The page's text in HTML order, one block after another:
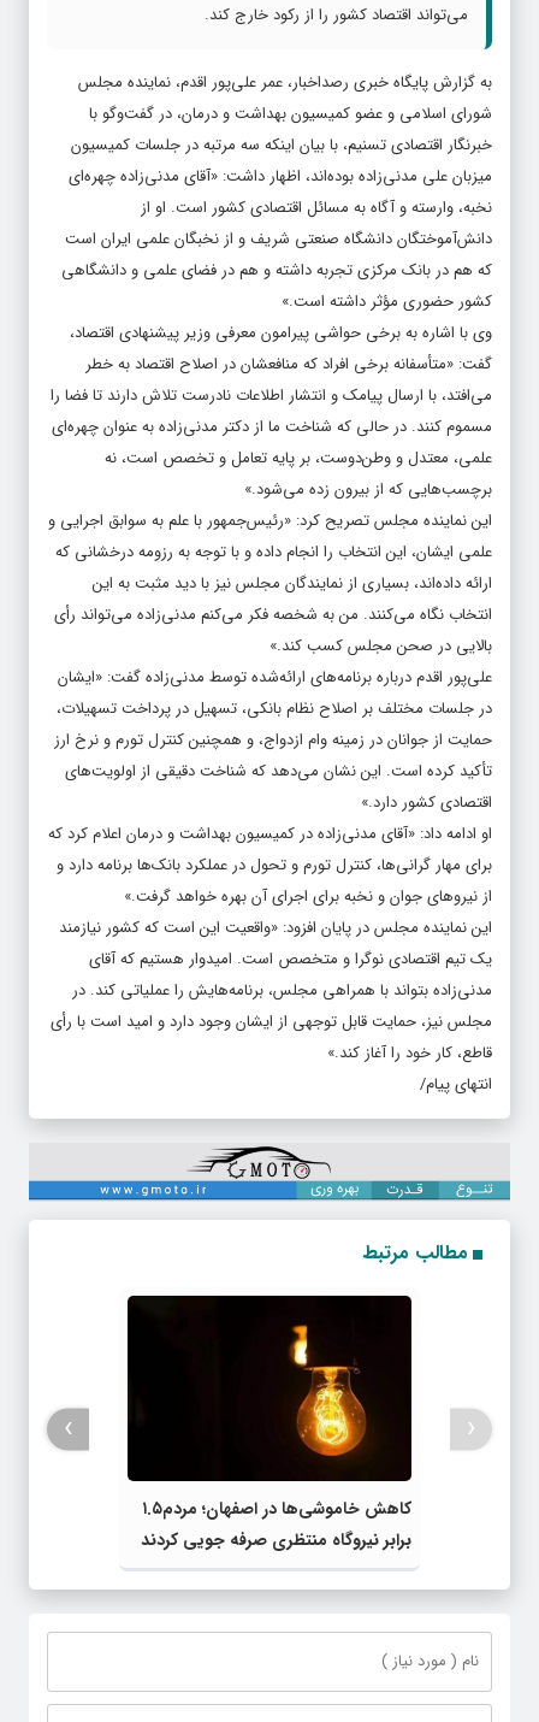
می‌تواند اقتصاد کشور را از رکود خارج کند.
به گزارش پایگاه خبری رصداخبار، عمر علی‌پور اقدم، نماینده مجلس
شورای اسلامی و عضو کمیسیون بهداشت و درمان، در گفت‌وگو با
خبرنگار اقتصادی تسنیم، با بیان اینکه سه مرتبه در جلسات کمیسیون
میزبان علی مدنی‌زاده بوده‌اند، اظهار داشت: «آقای مدنی‌زاده چهره‌ای
نخبه، وارسته و آگاه به مسائل اقتصادی کشور است. او از
دانش‌آموختگان دانشگاه صنعتی شریف و از نخبگان علمی ایران است
که هم در بانک مرکزی تجربه داشته و هم در فضای علمی و دانشگاهی
کشور حضوری مؤثر داشته است.»
وی با اشاره به برخی حواشی پیرامون معرفی وزیر پیشنهادی اقتصاد،
گفت: «متأسفانه برخی افراد که منافعشان در اصلاح اقتصاد به خطر
می‌افتد، با ارسال پیامک و انتشار اطلاعات نادرست تلاش دارند تا فضا را
مسموم کنند. در حالی که شناخت ما از دکتر مدنی‌زاده به عنوان چهره‌ای
علمی، معتدل و وطن‌دوست، بر پایه تعامل و تخصص است، نه
برچسب‌هایی که از بیرون زده می‌شود.»
این نماینده مجلس تصریح کرد: «رئیس‌جمهور با علم به سوابق اجرایی و
علمی ایشان، این انتخاب را انجام داده و با توجه به رزومه درخشانی که
ارائه داده‌اند، بسیاری از نمایندگان مجلس نیز با دید مثبت به این
انتخاب نگاه می‌کنند. من به شخصه فکر می‌کنم مدنی‌زاده می‌تواند رأی
بالایی در صحن مجلس کسب کند.»
علی‌پور اقدم درباره برنامه‌های ارائه‌شده توسط مدنی‌زاده گفت: «ایشان
در جلسات مختلف بر اصلاح نظام بانکی، تسهیل در پرداخت تسهیلات،
حمایت از جوانان در زمینه وام ازدواج، و همچنین کنترل تورم و نرخ ارز
تأکید کرده است. این نشان می‌دهد که شناخت دقیقی از اولویت‌های
اقتصادی کشور دارد.»
او ادامه داد: «آقای مدنی‌زاده در کمیسیون بهداشت و درمان اعلام کرد که
برای مهار گرانی‌ها، کنترل تورم و تحول در عملکرد بانک‌ها برنامه دارد و
از نیروهای جوان و نخبه برای اجرای آن بهره خواهد گرفت.»
این نماینده مجلس در پایان افزود: «واقعیت این است که کشور نیازمند
یک تیم اقتصادی نوگرا و متخصص است. امیدوار هستیم که آقای
مدنی‌زاده بتواند با همراهی مجلس، برنامه‌هایش را عملیاتی کند. در
مجلس نیز، حمایت قابل توجهی از ایشان وجود دارد و امید است با رأی
قاطع، کار خود را آغاز کند.»
انتهای پیام/
مطالب مرتبط
کاهش خاموشی‌ها در اصفهان؛ مردم۱.۵
برابر نیروگاه منتظری صرفه جویی کردند
‹
›